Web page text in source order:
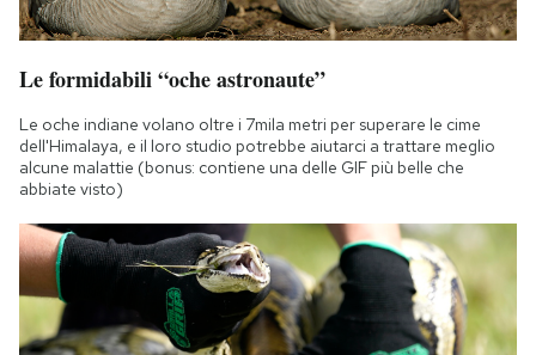
Le formidabili “oche astronaute”
Le oche indiane volano oltre i 7mila metri per superare le cime
dell'Himalaya, e il loro studio potrebbe aiutarci a trattare meglio
alcune malattie (bonus: contiene una delle GIF più belle che
abbiate visto)